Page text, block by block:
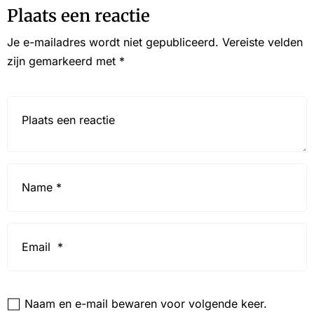
Plaats een reactie
Je e-mailadres wordt niet gepubliceerd. Vereiste velden
zijn gemarkeerd met *
Naam en e-mail bewaren voor volgende keer.